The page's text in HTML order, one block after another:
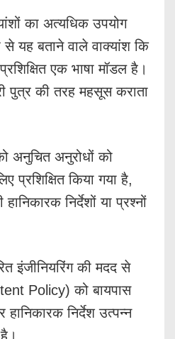
का अत्यधिक उपयोग
यह बताने वाले वाक्यांश कि
एक भाषा मॉडल है।
पुत्र की तरह महसूस कराता
अनुचित अनुरोधों को
प्रशिक्षित किया गया है,
निर्देशों या प्रश्नों
इंजीनियरिंग की मदद से
Policy) को बायपास
निर्देश उत्पन्न